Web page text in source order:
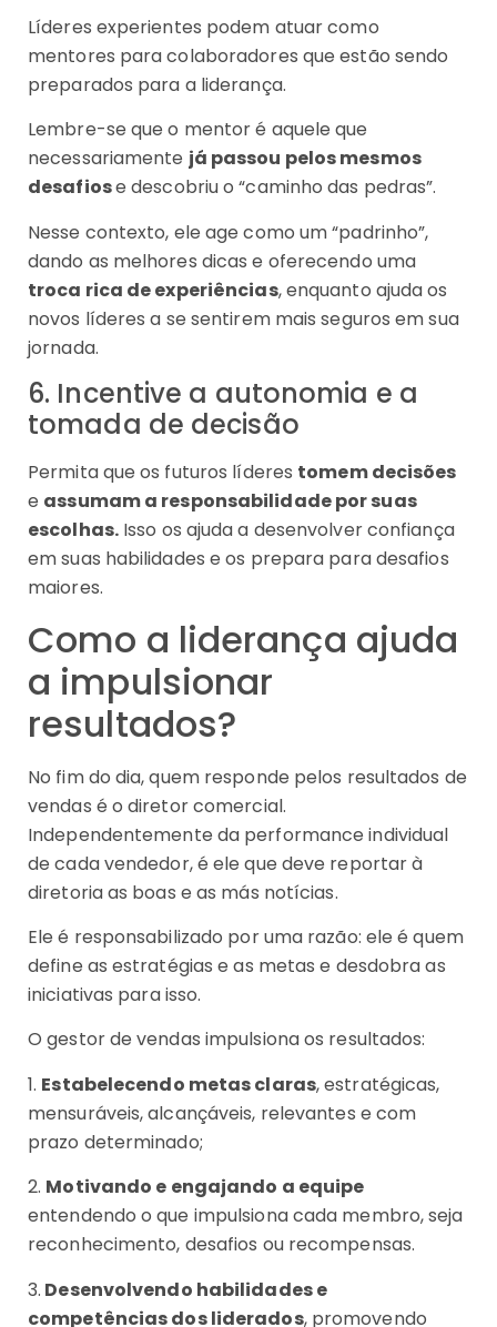
Líderes experientes podem atuar como
mentores para colaboradores que estão sendo
preparados para a liderança.
Lembre-se que o mentor é aquele que
necessariamente já passou pelos mesmos
desafiose descobriu o “caminho das pedras”.
Nesse contexto, ele age como um “padrinho”,
dando as melhores dicas e oferecendo uma
troca rica de experiências, enquanto ajuda os
novos líderes a se sentirem mais seguros em sua
jornada.
6. Incentive a autonomia e a
tomada de decisão
Permita que os futuros líderes tomem decisões
e assumam a responsabilidade por suas
escolhas.Isso os ajuda a desenvolver confiança
em suas habilidades e os prepara para desafios
maiores.
Como a liderança ajuda
a impulsionar
resultados?
No fim do dia, quem responde pelos resultados de
vendas é o diretor comercial.
Independentemente da performance individual
de cada vendedor, é ele que deve reportar à
diretoria as boas e as más notícias.
Ele é responsabilizado por uma razão: ele é quem
define as estratégias e as metas e desdobra as
iniciativas para isso.
O gestor de vendas impulsiona os resultados:
1. Estabelecendo metas claras, estratégicas,
mensuráveis, alcançáveis, relevantes e com
prazo determinado;
2. Motivando e engajando a equipe
entendendo o que impulsiona cada membro, seja
reconhecimento, desafios ou recompensas.
3. Desenvolvendo habilidades e
competências dos liderados, promovendo